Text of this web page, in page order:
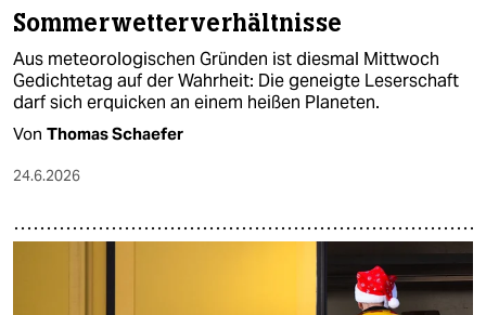
Sommerwetterverhältnisse
Aus meteorologischen Gründen ist diesmal Mittwoch
Gedichtetag auf der Wahrheit: Die geneigte Leserschaft
darf sich erquicken an einem heißen Planeten.
Von Thomas Schaefer
24.6.2026